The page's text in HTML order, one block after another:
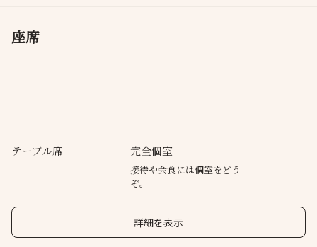
座席
テーブル席 完全個室
接待や会食には個室をどう
ぞ。
詳細を表示